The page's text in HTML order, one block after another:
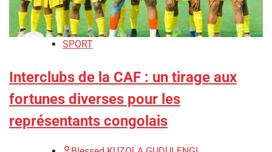
SPORT
Interclubs de la CAF : un tirage aux
fortunes diverses pour les
représentants congolais